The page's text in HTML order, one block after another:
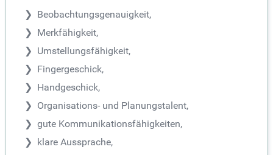
Beobachtungsgenauigkeit,
Merkfähigkeit,
Umstellungsfähigkeit,
Fingergeschick,
Handgeschick,
Organisations- und Planungstalent,
gute Kommunikationsfähigkeiten,
klare Aussprache,